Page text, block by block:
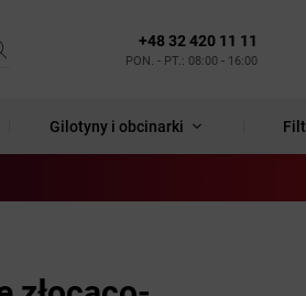
+48 32 420 11 11
PON. - PT.: 08:00 - 16:00
Gilotyny i obcinarki